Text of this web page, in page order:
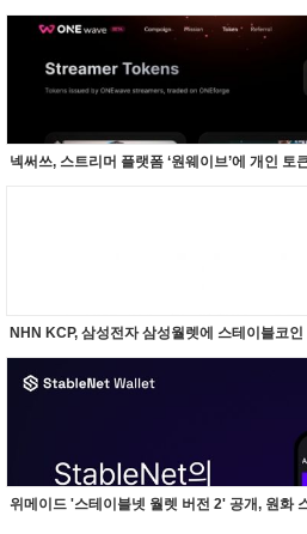
넥써쓰, 스트리머 플랫폼 ‘원웨이브’에 개인 토
NHN KCP, 삼성전자 삼성월렛에 스테이블코인
위메이드 '스테이블넷 월렛 버전 2' 공개, 원화